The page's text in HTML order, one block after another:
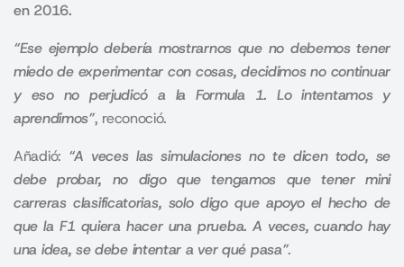
en 2016.
“Ese ejemplo debería mostrarnos que no debemos tener
miedo de experimentar con cosas, decidimos no continuar
y eso no perjudicó a la Formula 1. Lo intentamos y
aprendimos”, reconoció.
Añadió: “A veces las simulaciones no te dicen todo, se
debe probar, no digo que tengamos que tener mini
carreras clasificatorias, solo digo que apoyo el hecho de
que la F1 quiera hacer una prueba. A veces, cuando hay
una idea, se debe intentar a ver qué pasa”.